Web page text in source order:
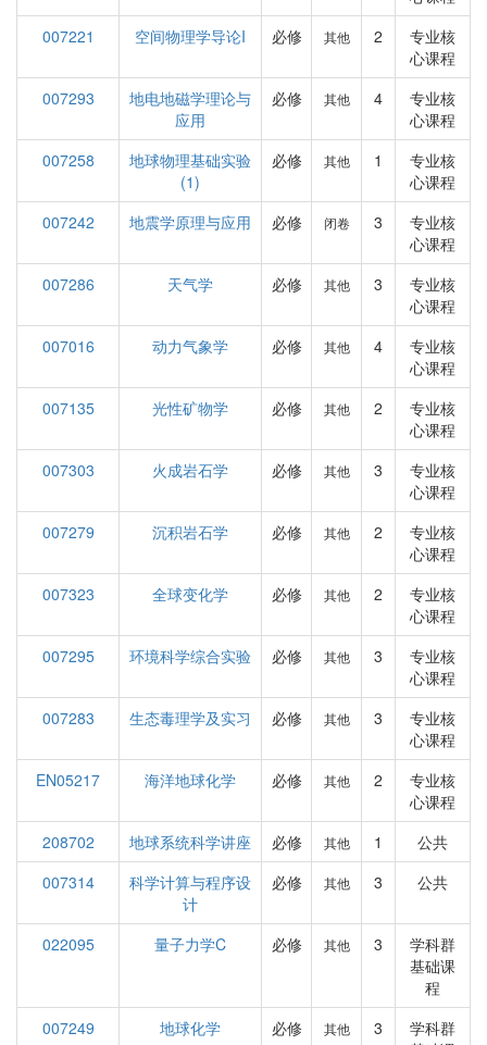
007221
空间物理学导论I 必修 其他 2
专业核
心课程
007293
地电地磁学理论与
应用
必修 其他 4
专业核
心课程
007258
地球物理基础实验
(1)
必修 其他 1
专业核
心课程
007242
地震学原理与应用 必修 闭卷 3
专业核
心课程
007286
天气学 必修 其他 3
专业核
心课程
007016
动力气象学 必修 其他 4
专业核
心课程
007135
光性矿物学 必修 其他 2
专业核
心课程
007303
火成岩石学 必修 其他 3
专业核
心课程
007279
沉积岩石学 必修 其他 2
专业核
心课程
007323
全球变化学 必修 其他 2
专业核
心课程
007295
环境科学综合实验 必修 其他 3
专业核
心课程
007283
生态毒理学及实习 必修 其他 3
专业核
心课程
EN05217
海洋地球化学 必修 其他 2
专业核
心课程
208702
地球系统科学讲座 必修 其他 1
公共
007314
科学计算与程序设
计
必修 其他 3 公共
022095 量子力学C 必修 其他 3
学科群
基础课
程
007249
地球化学 必修 其他 3
学科群